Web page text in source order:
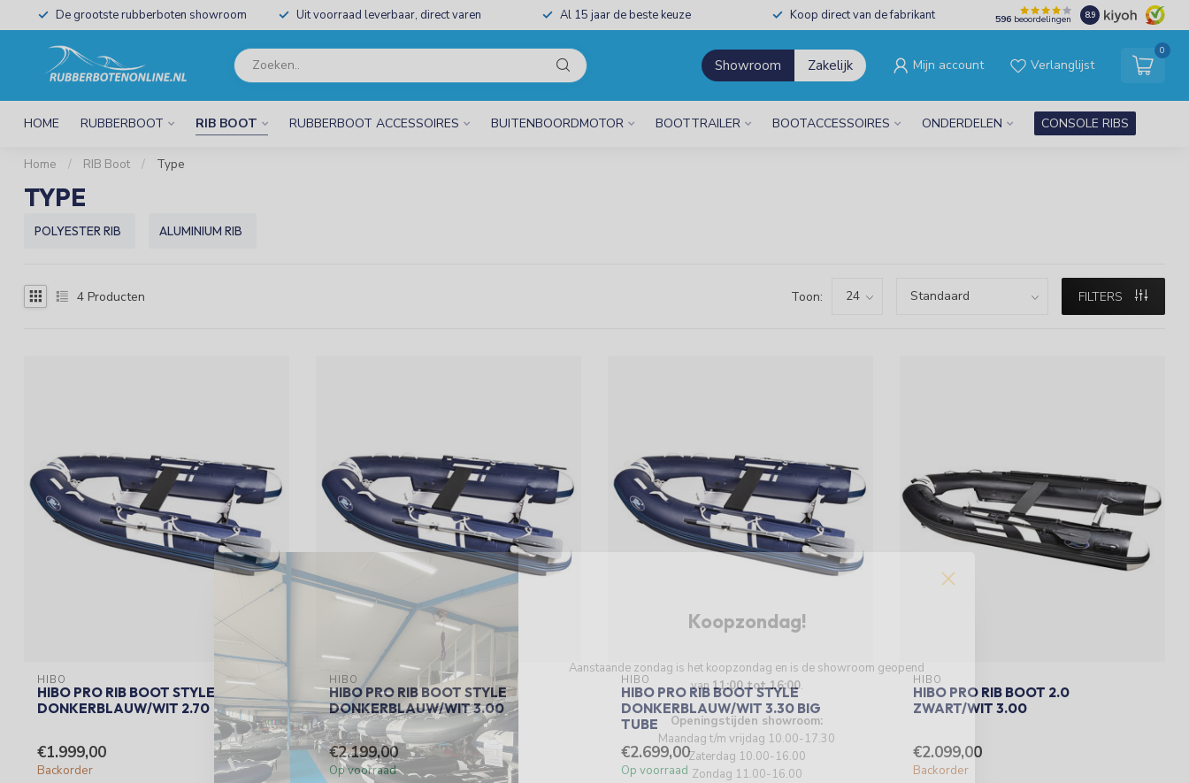
De grootste rubberboten showroom Uit voorraad leverbaar, direct varen Al 15 jaar de beste keuze Koop direct van de fabrikant 596 beoordelingen 8.9
Showroom Zakelijk Mijn account Verlanglijst
0
HOME RUBBERBOOT RIB BOOT RUBBERBOOT ACCESSOIRES BUITENBOORDMOTOR BOOTTRAILER BOOTACCESSOIRES ONDERDELEN CONSOLE RIBS
Home / RIB Boot / Type
TYPE
POLYESTER RIB ALUMINIUM RIB
4 Producten Toon: FILTERS
HIBO
HIBO PRO RIB BOOT STYLE
DONKERBLAUW/WIT 2.70
€1.999,00
Backorder
HIBO
HIBO PRO RIB BOOT STYLE
DONKERBLAUW/WIT 3.00
€2.199,00
Op voorraad
HIBO
HIBO PRO RIB BOOT STYLE
DONKERBLAUW/WIT 3.30 BIG
TUBE
€2.699,00
Op voorraad
HIBO
HIBO PRO RIB BOOT 2.0
ZWART/WIT 3.00
€2.099,00
Backorder
Koopzondag!
Aanstaande zondag is het koopzondag en is de showroom geopend
van 11:00 tot 16:00.
Openingstijden showroom:
Maandag t/m vrijdag 10.00-17.30
Zaterdag 10.00-16.00
Zondag 11.00-16.00